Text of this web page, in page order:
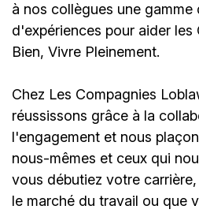
à nos collègues une
d'expériences pour aider les
Bien, Vivre Pleinement.
Chez Les Compagnies
réussissons grâce à la
l'engagement et nous
nous-mêmes et ceux qui
vous débutiez votre
le marché du travail ou que